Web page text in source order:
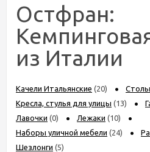
Остфран:
из Италии
Качели Итальянские (20) Столы
Кресла, стулья для улицы (13)
Лавочки (0) Лежаки (10)
Наборы уличной мебели (24)
Шезлонги (5)